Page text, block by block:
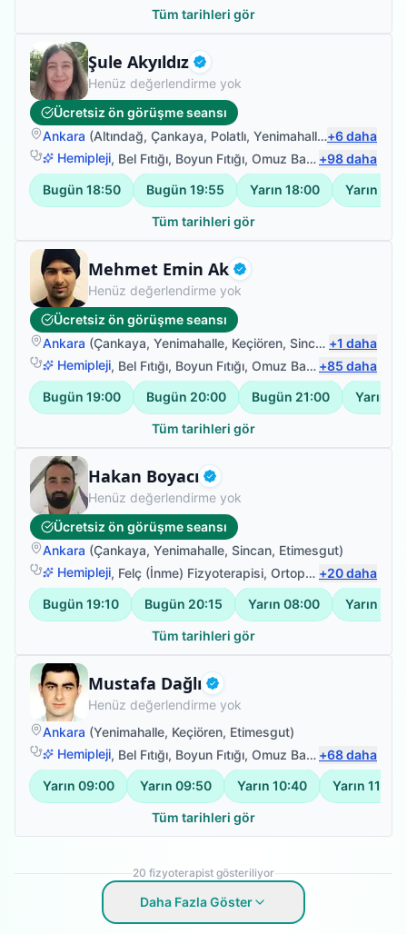
Tüm tarihleri gör
Şule Akyıldız Doğrulanmış
Fizyoterapist
Henüz değerlendirme yok
Ücretsiz ön görüşme seansı
Ankara (Altındağ, Çankaya, Polatlı, Yenimahalle )+6daha
Hemipleji, Bel Fıtığı, Boyun Fıtığı, Omuz Bağ Yaralanması +98daha
Bugün 18:50 Bugün 19:55 Yarın 18:00 Yarın
Tüm tarihleri gör
Mehmet Emin Ak Doğrulanmış
Fizyoterapist
Henüz değerlendirme yok
Ücretsiz ön görüşme seansı
Ankara (Çankaya, Yenimahalle, Keçiören, Sincan )
+1 daha
Hemipleji, Bel Fıtığı, Boyun Fıtığı, Omuz Bağ Yaralanması +85 daha
Bugün 19:00 Bugün 20:00 Bugün 21:00 Yarın
Tüm tarihleri gör
Hakan Boyacı Doğrulanmış
Fizyoterapist
Henüz değerlendirme yok
Ücretsiz ön görüşme seansı
Ankara (Çankaya, Yenimahalle, Sincan, Etimesgut)
Hemipleji, Felç (İnme) Fizyoterapisi, Ortopedik Fizyoterapi +20daha
Bugün 19:10 Bugün 20:15 Yarın 08:00 Yarın
Tüm tarihleri gör
Mustafa Dağlı Doğrulanmış
Fizyoterapist
Henüz değerlendirme yok
Ankara (Yenimahalle, Keçiören, Etimesgut)
Hemipleji, Bel Fıtığı, Boyun Fıtığı, Omuz Bağ Yaralanması +68daha
Yarın 09:00 Yarın 09:50 Yarın 10:40 Yarın 11:30
Tüm tarihleri gör
20 fizyoterapist gösteriliyor
Daha Fazla Göster